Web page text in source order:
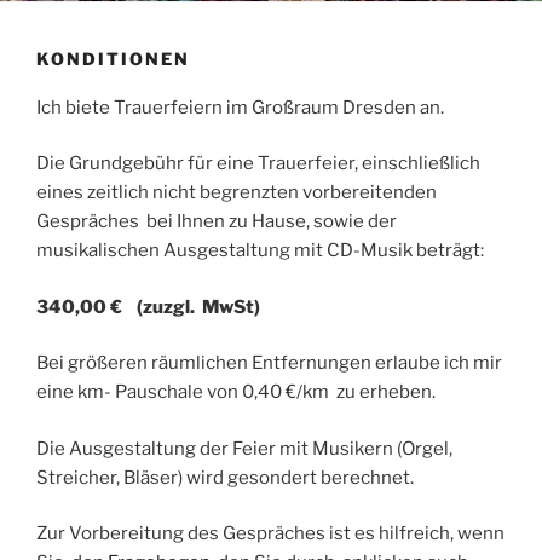
KONDITIONEN
Ich biete Trauerfeiern im Großraum Dresden an.
Die Grundgebühr für eine Trauerfeier, einschließlich
eines zeitlich nicht begrenzten vorbereitenden
Gespräches bei Ihnen zu Hause, sowie der
musikalischen Ausgestaltung mit CD-Musik beträgt:
340,00 € (zuzgl. MwSt)
Bei größeren räumlichen Entfernungen erlaube ich mir
eine km- Pauschale von 0,40 €/km zu erheben.
Die Ausgestaltung der Feier mit Musikern (Orgel,
Streicher, Bläser) wird gesondert berechnet.
Zur Vorbereitung des Gespräches ist es hilfreich, wenn